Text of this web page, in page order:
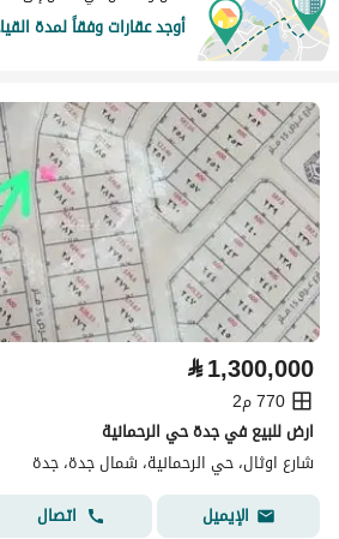
أوجد عقارات وفقاً لمدة
⃁1,300,000
770 م2
ارض للبيع في جدة حي الرحمانية
شارع اوثال، حي الرحمانية، شمال جدة، جدة
الإيميل
اتصال